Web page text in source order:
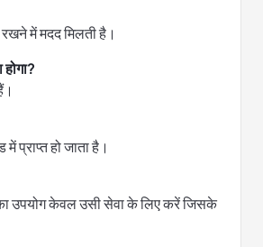
में मदद मिलती है।
प्राप्त हो जाता है।
उपयोग केवल उसी सेवा के लिए करें जिसके